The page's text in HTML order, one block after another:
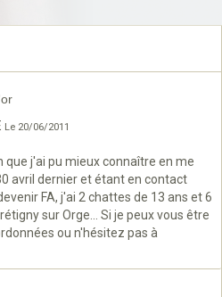
Le 20/06/2011
j'ai pu mieux connaître en me
avril dernier et étant en contact
FA, j'ai 2 chattes de 13 ans et 6
sur Orge... Si je peux vous être
ou n'hésitez pas à